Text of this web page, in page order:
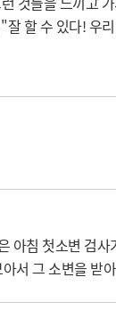
할 수 있다! 우
아침 첫소변 검
서 그 소변을 받